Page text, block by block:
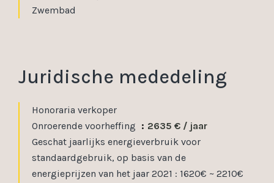
Zwembad
Juridische mededeling
Honoraria verkoper
Onroerende voorheffing
2635 € / jaar
Geschat jaarlijks energieverbruik voor
standaardgebruik, op basis van de
energieprijzen van het jaar 2021 : 1620€ ~ 2210€